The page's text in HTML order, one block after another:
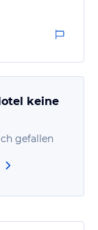
Keller
keine
gefallen